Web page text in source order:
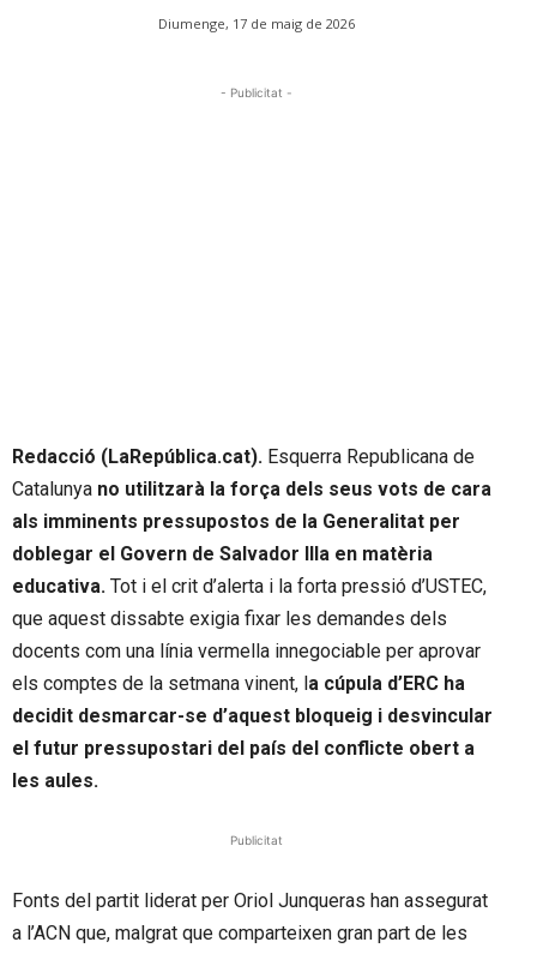
Diumenge, 17 de maig de 2026
- Publicitat -
Redacció (LaRepública.cat). Esquerra Republicana de
Catalunya no utilitzarà la força dels seus vots de cara
als imminents pressupostos de la Generalitat per
doblegar el Govern de Salvador Illa en matèria
educativa. Tot i el crit d’alerta i la forta pressió d’USTEC,
que aquest dissabte exigia fixar les demandes dels
docents com una línia vermella innegociable per aprovar
els comptes de la setmana vinent, la cúpula d’ERC ha
decidit desmarcar-se d’aquest bloqueig i desvincular
el futur pressupostari del país del conflicte obert a
les aules.
Publicitat
Fonts del partit liderat per Oriol Junqueras han assegurat
a l’ACN que, malgrat que comparteixen gran part de les